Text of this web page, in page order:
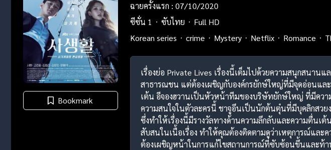
Bookmark
ฉายครั้งแรก : 07/10/2020
ซีซั่น 1
ซับไทย
Full HD
Korean series
crime Mystery Netflix Romance
เรื่องย่อ Private Lives เรื่องนี้เต็มไปด้วยความสนุกสนา
สาธารณชน แต่ต้องเผชิญกับองค์กรยักษ์ใหญ่ที่มีจุดอ่อนแล
เต้น อีจองฮวานเป็นหัวหน้าทีมของบริษัทยักษ์ใหญ่ ที่มีคว
ความสนใจในตัวละครนี้ ชาจูอึนเป็นนักต้นตุ๋นที่มีบุคลิกสวย
ซึ่งทำให้เรื่องนี้มีรางวัลทางด้านความลึกลับและความตื่นเ
สับสนในเนื้อเรื่อง ทำให้คุณต้องติดตามดูว่าเหตุการณ์และ
ต้องเผชิญหน้าในการแก้ไขสถานการณ์ที่ซับซ้อนขึ้นและท้า